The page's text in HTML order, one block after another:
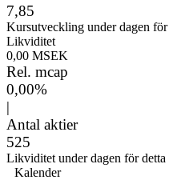
7,85
Kursutveckling under dagen
Likviditet
0,00 MSEK
Rel. mcap
0,00%
|
Antal aktier
525
Likviditet under dagen för detta
Kalender